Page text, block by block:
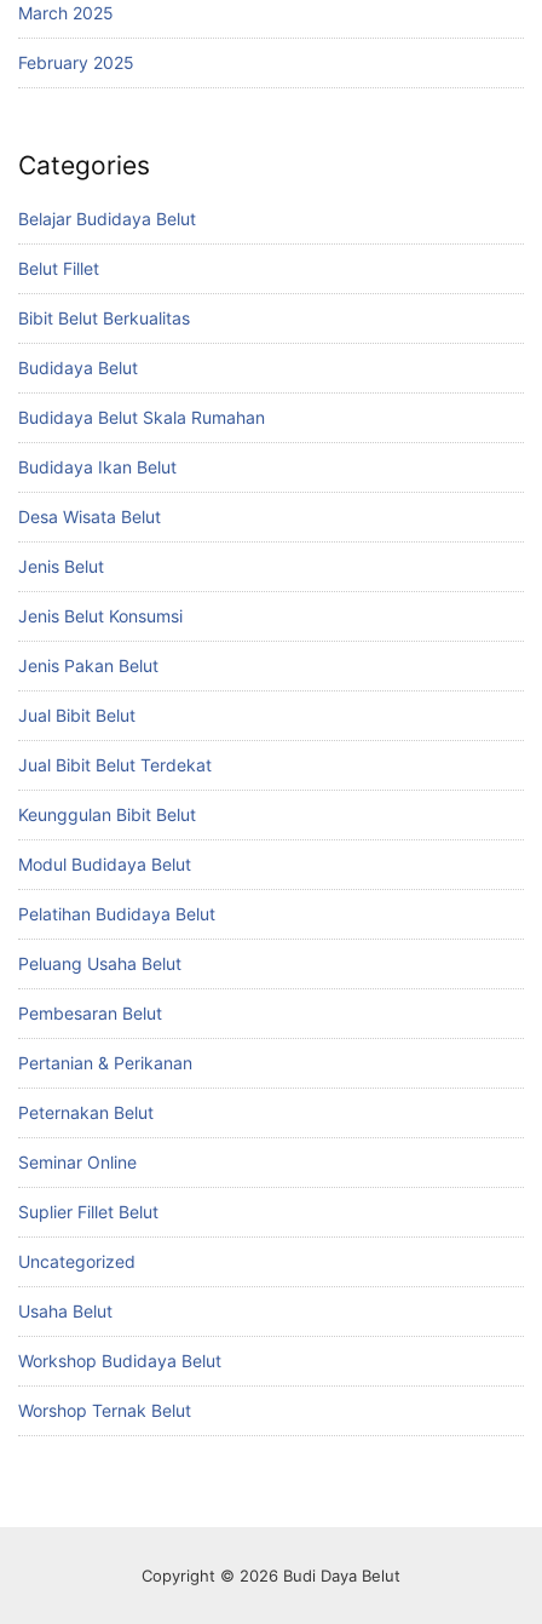
March 2025
February 2025
Categories
Belajar Budidaya Belut
Belut Fillet
Bibit Belut Berkualitas
Budidaya Belut
Budidaya Belut Skala Rumahan
Budidaya Ikan Belut
Desa Wisata Belut
Jenis Belut
Jenis Belut Konsumsi
Jenis Pakan Belut
Jual Bibit Belut
Jual Bibit Belut Terdekat
Keunggulan Bibit Belut
Modul Budidaya Belut
Pelatihan Budidaya Belut
Peluang Usaha Belut
Pembesaran Belut
Pertanian & Perikanan
Peternakan Belut
Seminar Online
Suplier Fillet Belut
Uncategorized
Usaha Belut
Workshop Budidaya Belut
Worshop Ternak Belut
Copyright © 2026 Budi Daya Belut